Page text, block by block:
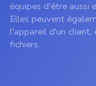
équipes d'être aussi
Elles peuvent
l'appareil d'un client,
fichiers.